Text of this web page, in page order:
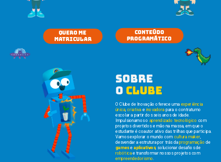
CONTEÚDO
PROGRAMÁTIcO
QUERO ME
MATRICULAR
sobre
o clube
O Clube de Inovação oferece uma experiência
única , criativa e inovadora para o contraturno
escolar a partir dos seis anos de idade.
Impulsionamos o aprendizado tecnológico com
projetos divertidos e mão na massa, em que o
estudante é coautor ativo das trilhas que participa.
Vamos explorar o mundo com cultura maker,
desvendar a estrutura por trás da programação
games e aplicativos
robótica
empreendedorismo.